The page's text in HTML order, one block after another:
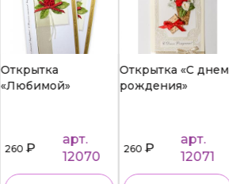
Открытка
«Любимой»
260₽
арт.
12070
Открытка «С днем
рождения»
260₽
арт.
12071